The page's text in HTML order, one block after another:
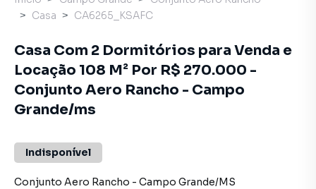
Casa
CA6265_KSAFC
Casa Com 2 Dormitórios para Venda e
Locação 108 M² Por R$ 270.000 -
Conjunto Aero Rancho - Campo
Grande/ms
Indisponível
Conjunto Aero Rancho - Campo Grande/MS